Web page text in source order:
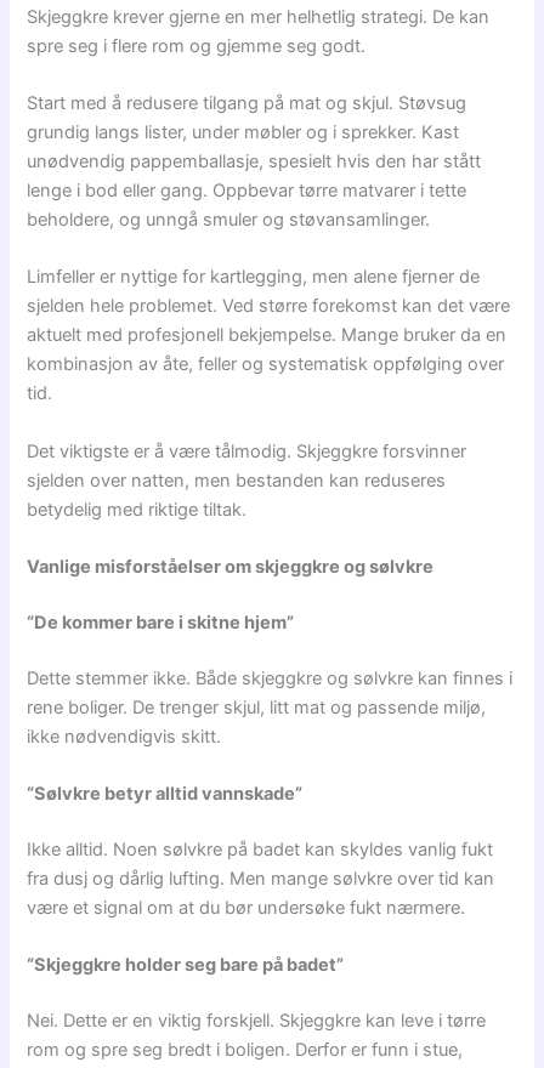
Skjeggkre krever gjerne en mer helhetlig strategi. De kan
spre seg i flere rom og gjemme seg godt.
Start med å redusere tilgang på mat og skjul. Støvsug
grundig langs lister, under møbler og i sprekker. Kast
unødvendig pappemballasje, spesielt hvis den har stått
lenge i bod eller gang. Oppbevar tørre matvarer i tette
beholdere, og unngå smuler og støvansamlinger.
Limfeller er nyttige for kartlegging, men alene fjerner de
sjelden hele problemet. Ved større forekomst kan det være
aktuelt med profesjonell bekjempelse. Mange bruker da en
kombinasjon av åte, feller og systematisk oppfølging over
tid.
Det viktigste er å være tålmodig. Skjeggkre forsvinner
sjelden over natten, men bestanden kan reduseres
betydelig med riktige tiltak.
Vanlige misforståelser om skjeggkre og sølvkre
“De kommer bare i skitne hjem”
Dette stemmer ikke. Både skjeggkre og sølvkre kan finnes i
rene boliger. De trenger skjul, litt mat og passende miljø,
ikke nødvendigvis skitt.
“Sølvkre betyr alltid vannskade”
Ikke alltid. Noen sølvkre på badet kan skyldes vanlig fukt
fra dusj og dårlig lufting. Men mange sølvkre over tid kan
være et signal om at du bør undersøke fukt nærmere.
“Skjeggkre holder seg bare på badet”
Nei. Dette er en viktig forskjell. Skjeggkre kan leve i tørre
rom og spre seg bredt i boligen. Derfor er funn i stue,